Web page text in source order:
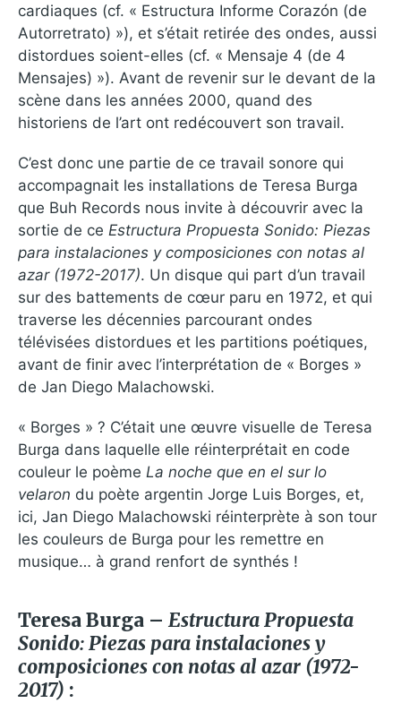
cardiaques (cf. « Estructura Informe Corazón (de
Autorretrato) »), et s’était retirée des ondes, aussi
distordues soient-elles (cf. « Mensaje 4 (de 4
Mensajes) »). Avant de revenir sur le devant de la
scène dans les années 2000, quand des
historiens de l’art ont redécouvert son travail.
C’est donc une partie de ce travail sonore qui
accompagnait les installations de Teresa Burga
que Buh Records nous invite à découvrir avec la
sortie de ce Estructura Propuesta Sonido: Piezas
para instalaciones y composiciones con notas al
azar (1972​-​2017). Un disque qui part d’un travail
sur des battements de cœur paru en 1972, et qui
traverse les décennies parcourant ondes
télévisées distordues et les partitions poétiques,
avant de finir avec l’interprétation de « Borges »
de Jan Diego Malachowski.
« Borges » ? C’était une œuvre visuelle de Teresa
Burga dans laquelle elle réinterprétait en code
couleur le poème La noche que en el sur lo
velaron du poète argentin Jorge Luis Borges, et,
ici, Jan Diego Malachowski réinterprète à son tour
les couleurs de Burga pour les remettre en
musique… à grand renfort de synthés !
Teresa Burga – Estructura Propuesta
Sonido: Piezas para instalaciones y
composiciones con notas al azar (1972​-​
2017) :